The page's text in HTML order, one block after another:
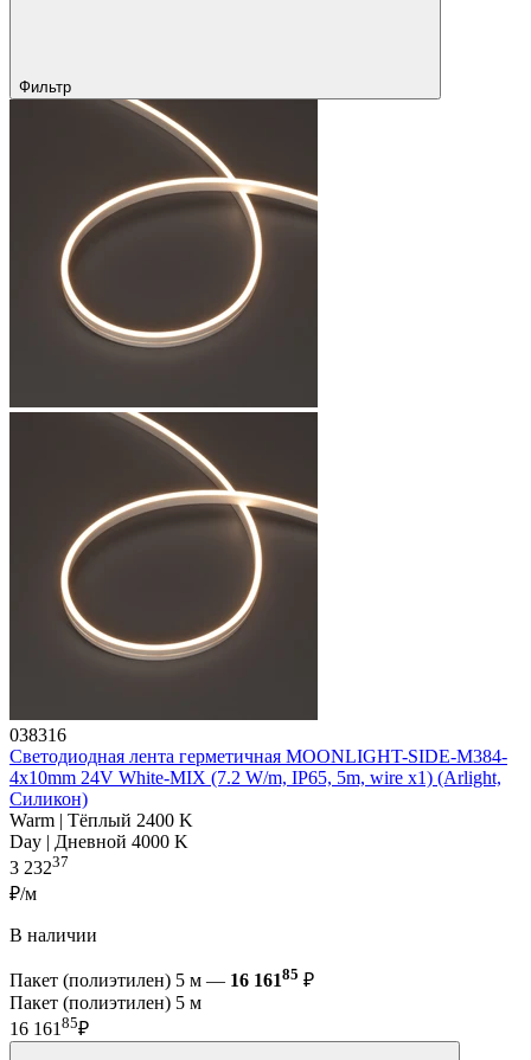
Фильтр
038316
Светодиодная лента герметичная MOONLIGHT-SIDE-M384-
4x10mm 24V White-MIX (7.2 W/m, IP65, 5m, wire x1) (Arlight,
Силикон)
Warm | Тёплый 2400 K
Day | Дневной 4000 K
3 23237
₽/м
В наличии
Пакет (полиэтилен) 5 м — 16 16185 ₽
Пакет (полиэтилен) 5 м
16 161 85₽